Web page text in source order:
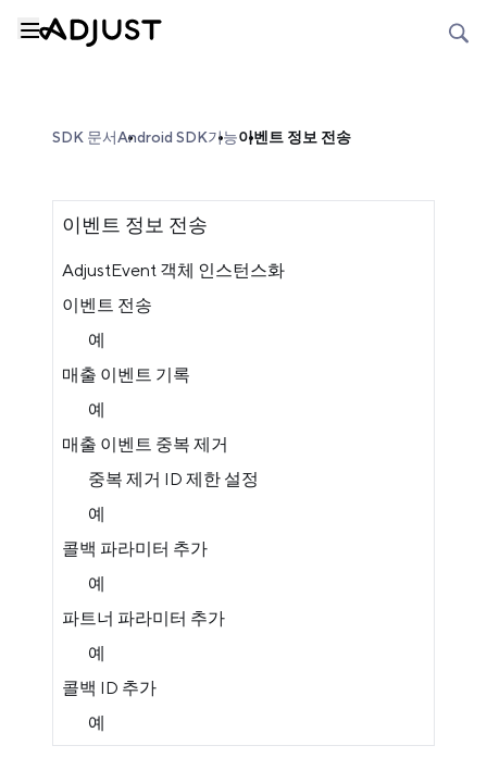
SDK 문서Android SDK기능이벤트 정보 전송
이벤트 정보 전송
AdjustEvent 객체 인스턴스화
이벤트 전송
예
매출 이벤트 기록
예
매출 이벤트 중복 제거
중복 제거 ID 제한 설정
예
콜백 파라미터 추가
예
파트너 파라미터 추가
예
콜백 ID 추가
예